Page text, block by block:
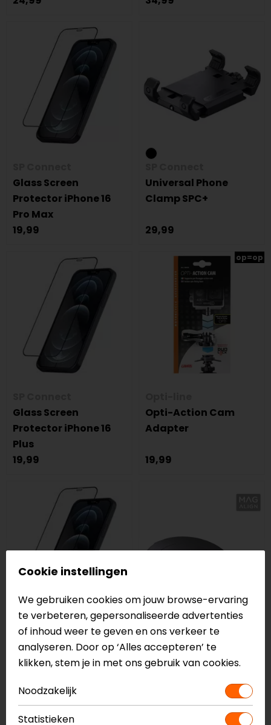
Glass Screen
Protector iPhone 16
Pro Max
19,99
Universal Phone
Clamp SPC+
29,99
Glass Screen
Protector iPhone 16
Plus
19,99
op=op
Opti-Action Cam
Adapter
19,99
SP Connect
Glass Screen
Protector iPhone 15
19,99
SP Connect
Mag-Align Adapter
SPC+
Cookie instellingen
We gebruiken cookies om jouw browse-ervaring
te verbeteren, gepersonaliseerde advertenties
of inhoud weer te geven en ons verkeer te
analyseren. Door op ‘Alles accepteren’ te
klikken, stem je in met ons gebruik van cookies.
Noodzakelijk
Statistieken